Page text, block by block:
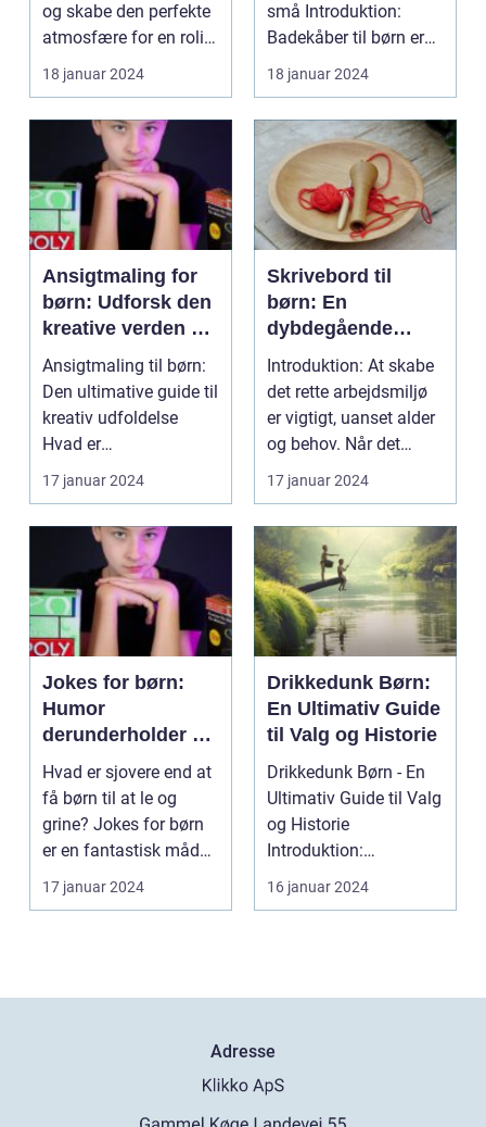
og skabe den perfekte
atmosfære for en rolig
søvn. Men hvad ...
18 januar 2024
små Introduktion:
Badekåber til børn er
en fantastisk må...
18 januar 2024
Ansigtmaling for
børn: Udforsk den
kreative verden af
farverige billeder
Ansigtmaling til børn:
Den ultimative guide til
kreativ udfoldelse
Hvad er
17 januar 2024
Skrivebord til
børn: En
dybdegående
guide til det
perfekte
arbejdsområde
Introduktion: At skabe
det rette arbejdsmiljø
er vigtigt, uanset alder
og behov. Når det
kommer til ...
17 januar 2024
Jokes for børn:
Humor
derunderholder og
udvikler
Hvad er sjovere end at
få børn til at le og
grine? Jokes for børn
er en fantastisk måde
at bringe gl...
17 januar 2024
Drikkedunk Børn:
En Ultimativ Guide
til Valg og Historie
Drikkedunk Børn - En
Ultimativ Guide til Valg
og Historie
Introduktion:
Drikkedunk Børn er et
vigti...
16 januar 2024
Adresse